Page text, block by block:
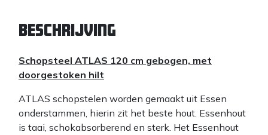
Beschrijving
Schopsteel ATLAS 120 cm gebogen, met
doorgestoken hilt
ATLAS schopstelen worden gemaakt uit Essen
onderstammen, hierin zit het beste hout. Essenhout
is taai, schokabsorberend en sterk. Het Essenhout